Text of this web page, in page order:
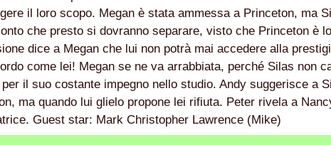
COSIDDETTA TRILOGIA SULLA MORTE
il loro scopo. Megan è stata ammessa a Princeton, ma
che presto si dovranno separare, visto che Princeton è
dice a Megan che lui non potrà mai accedere alla
come lei! Megan se ne va arrabbiata, perché Silas non
il suo costante impegno nello studio. Andy suggerisce a
ma quando lui glielo propone lei rifiuta. Peter rivela a
Guest star: Mark Christopher Lawrence (Mike)